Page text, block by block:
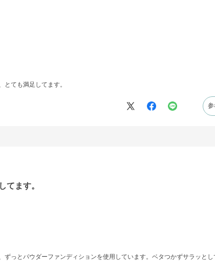
とても満足してます。
てます。
っとパウダーファンディションを使用しています。ベタつかずサラッと